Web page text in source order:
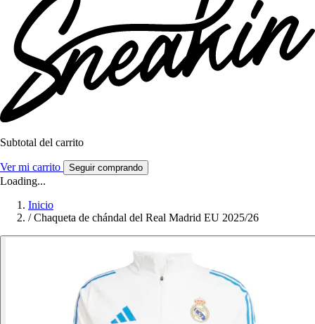
Subtotal del carrito
Ver mi carrito Seguir comprando
Loading...
Inicio
/ Chaqueta de chándal del Real Madrid EU 2025/26